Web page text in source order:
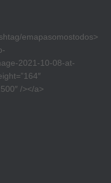
emapasomostodos>
2021-10-08-at-
/></a>